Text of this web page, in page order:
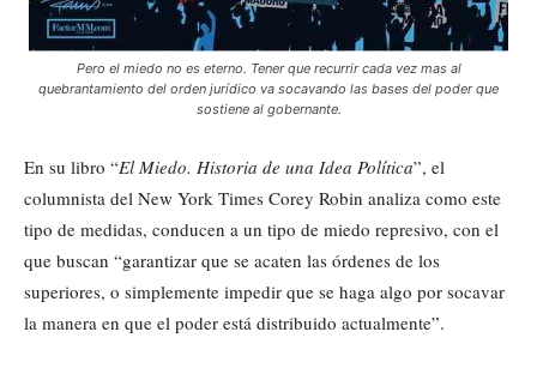
Pero el miedo no es eterno. Tener que recurrir cada vez mas al
quebrantamiento del orden jurídico va socavando las bases del poder que
sostiene al gobernante.
En su libro “El Miedo. Historia de una Idea Política”, el
columnista del New York Times Corey Robin analiza como este
tipo de medidas, conducen a un tipo de miedo represivo, con el
que buscan “garantizar que se acaten las órdenes de los
superiores, o simplemente impedir que se haga algo por socavar
la manera en que el poder está distribuido actualmente”.